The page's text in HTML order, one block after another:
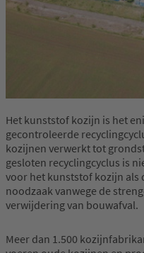
Het kunststof kozijn is het
gecontroleerde
kozijnen verwerkt tot
gesloten recyclingcyclus is
voor het kunststof kozijn als
noodzaak vanwege de
verwijdering van bouwafval.
Meer dan 1.500